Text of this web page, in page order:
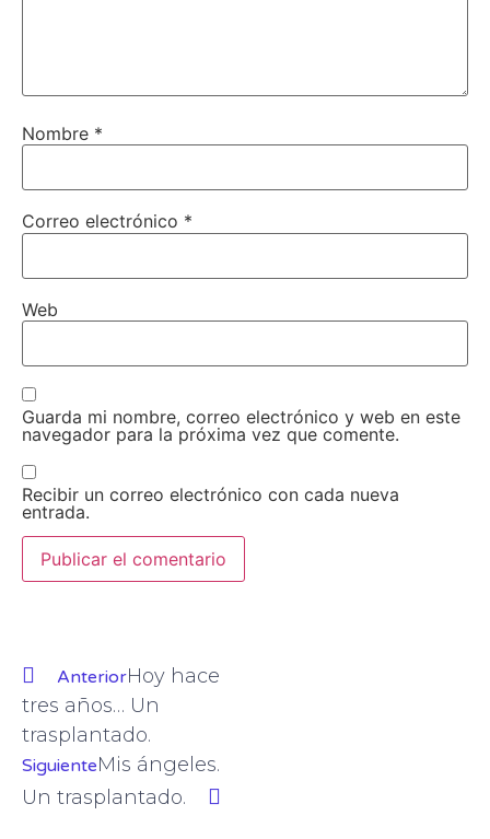
Nombre *
Correo electrónico *
Web
Guarda mi nombre, correo electrónico y web en este
navegador para la próxima vez que comente.
Recibir un correo electrónico con cada nueva
entrada.
AnteriorHoy hace
tres años… Un
trasplantado.
SiguienteMis ángeles.
Un trasplantado.